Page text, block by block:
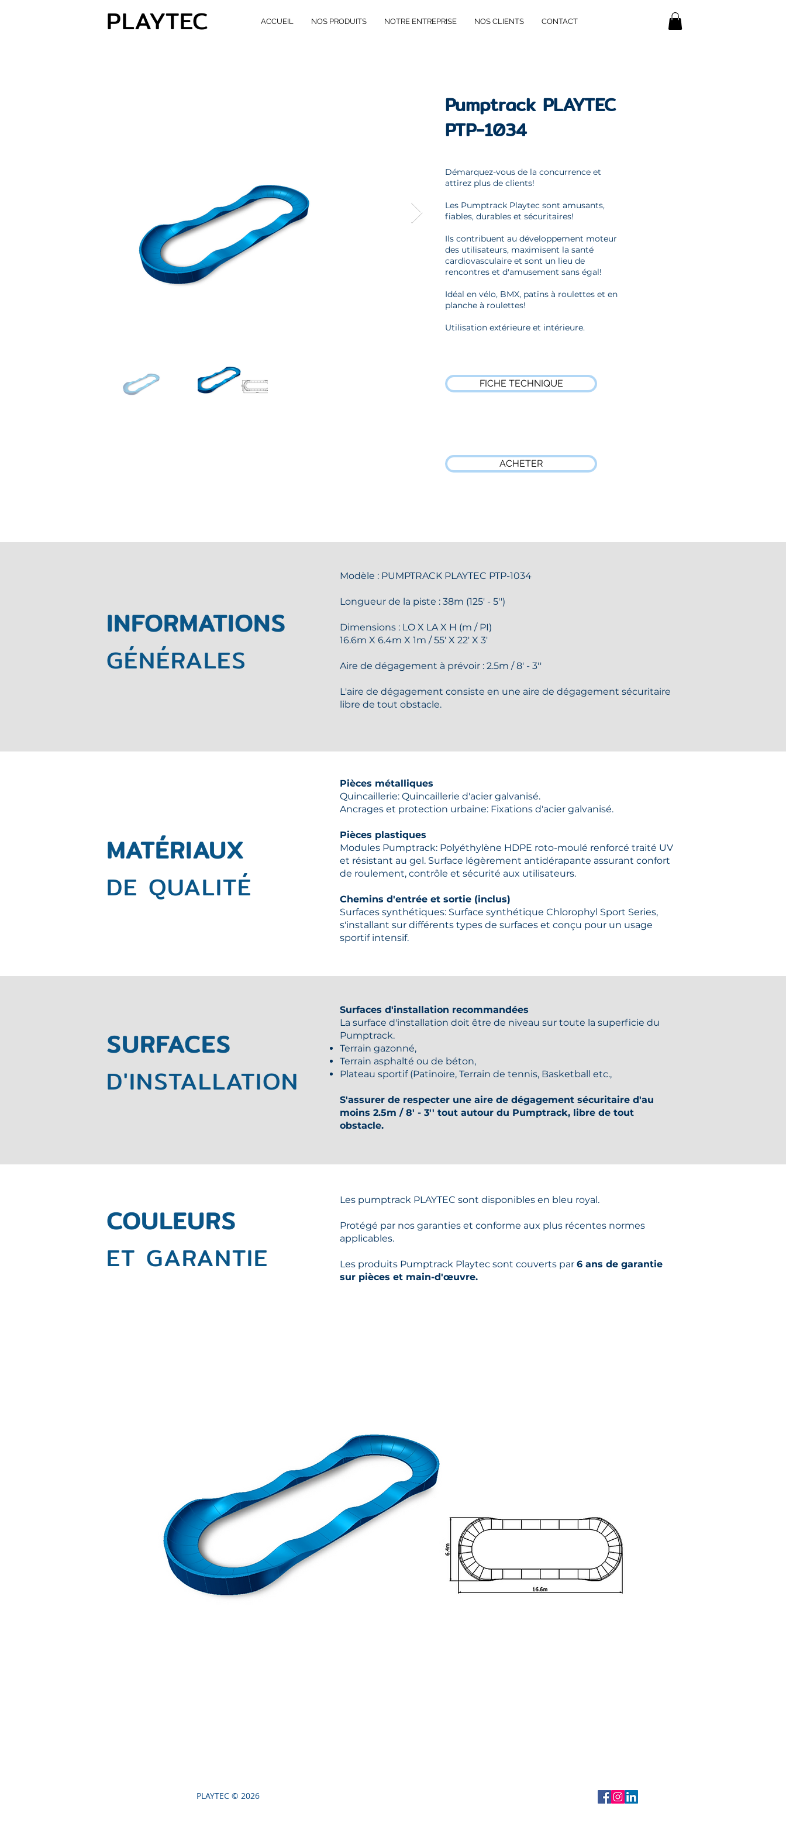
PLAYTEC ACCUEIL NOS PRODUITS NOTRE ENTREPRISE NOS CLIENTS CONTACT
Pumptrack PLAYTEC
PTP-1034
Démarquez-vous de la concurrence et
attirez plus de clients!
Les Pumptrack Playtec sont amusants,
fiables, durables et sécuritaires!
Ils contribuent au développement moteur
des utilisateurs, maximisent la santé
cardiovasculaire et sont un lieu de
rencontres et d'amusement sans égal!
Idéal en vélo, BMX, patins à roulettes et en
planche à roulettes!
Utilisation extérieure et intérieure.
FICHE TECHNIQUE
ACHETER
INFORMATIONS
GÉNÉRALES
Modèle : PUMPTRACK PLAYTEC PTP-1034
Longueur de la piste : 38m (125' - 5'')
Dimensions : LO X LA X H (m / PI)
16.6m X 6.4m X 1m / 55' X 22' X 3'
Aire de dégagement à prévoir : 2.5m / 8' - 3''
L'aire de dégagement consiste en une aire de dégagement sécuritaire
libre de tout obstacle.
MATÉRIAUX
DE QUALITÉ
Pièces métalliques
Quincaillerie: Quincaillerie d'acier galvanisé.
Ancrages et protection urbaine: Fixations d'acier galvanisé.
Pièces plastiques
Modules Pumptrack: Polyéthylène HDPE roto-moulé renforcé traité UV
et résistant au gel. Surface légèrement antidérapante assurant confort
de roulement, contrôle et sécurité aux utilisateurs.
Chemins d'entrée et sortie (inclus)
Surfaces synthétiques: Surface synthétique Chlorophyl Sport Series,
s'installant sur différents types de surfaces et conçu pour un usage
sportif intensif.
SURFACES
D'INSTALLATION
Surfaces d'installation recommandées
La surface d'installation doit être de niveau sur toute la superficie du
Pumptrack.
Terrain gazonné,
Terrain asphalté ou de béton,
Plateau sportif (Patinoire, Terrain de tennis, Basketball etc.,
S'assurer de respecter une aire de dégagement sécuritaire d'au
moins 2.5m / 8' - 3'' tout autour du Pumptrack, libre de tout
obstacle.
COULEURS
ET GARANTIE
Les pumptrack PLAYTEC sont disponibles en bleu royal.
Protégé par nos garanties et conforme aux plus récentes normes
applicables.
Les produits Pumptrack Playtec sont couverts par 6 ans de garantie
sur pièces et main-d'œuvre.
PLAYTEC © 2026